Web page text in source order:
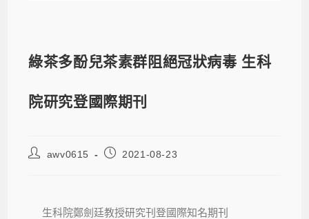
綠茶多酚兒茶素群阻絕冠狀病毒 生科
院研究登國際期刊
awv0615 2021-08-23
生科院鄭劍廷教授研究刊登國際知名期刊